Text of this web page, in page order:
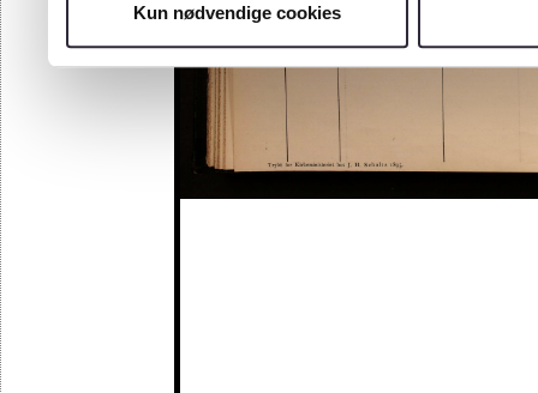
Kun nødvendige cookies